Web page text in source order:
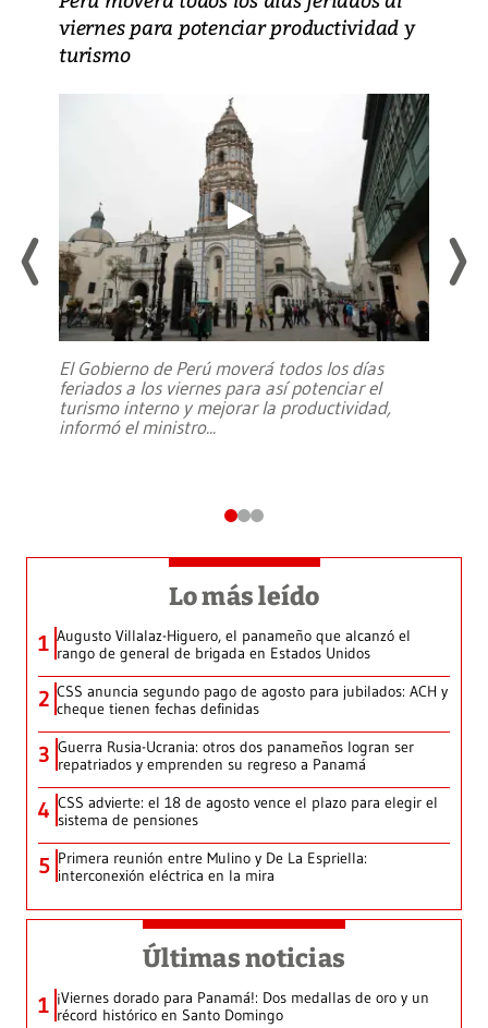
viernes para potenciar productividad y
turismo
El Gobierno de Perú moverá todos los días
feriados a los viernes para así potenciar el
turismo interno y mejorar la productividad,
informó el ministro...
Lo más leído
1 Augusto Villalaz-Higuero, el panameño que alcanzó el
rango de general de brigada en Estados Unidos
2 CSS anuncia segundo pago de agosto para jubilados: ACH y
cheque tienen fechas definidas
3 Guerra Rusia-Ucrania: otros dos panameños logran ser
repatriados y emprenden su regreso a Panamá
4 CSS advierte: el 18 de agosto vence el plazo para elegir el
sistema de pensiones
5 Primera reunión entre Mulino y De La Espriella:
interconexión eléctrica en la mira
Últimas noticias
1 ¡Viernes dorado para Panamá!: Dos medallas de oro y un
récord histórico en Santo Domingo